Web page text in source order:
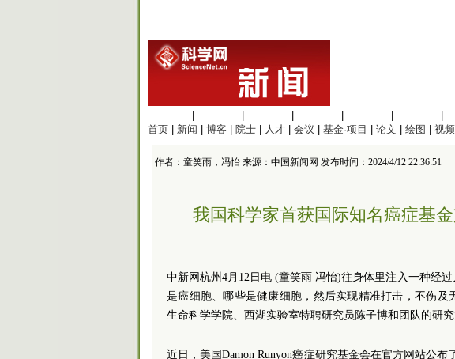
首页
新闻 博客 院士 人才 会议 基金·项目 论文 绘图 视
作者：童笑雨，冯怡 来源：中国新闻网 发布时间：2024/4/12 22:36:51
我国科学家首获国际知名癌症基
中新网杭州4月12日电 (童笑雨 冯怡)往身体里注入一种经
是癌细胞、哪些是健康细胞，然后实现精准打击，不伤
生命科学学院、西湖实验室特聘研究员陈子博和团队的研究
近日，美国Damon Runyon癌症研究基金会在官方网站公布